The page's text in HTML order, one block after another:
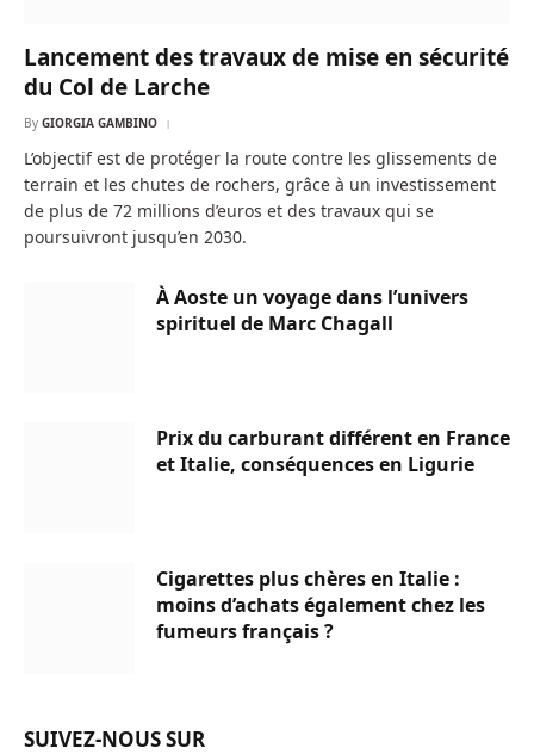
Lancement des travaux de mise en sécurité
du Col de Larche
By GIORGIA GAMBINO
L’objectif est de protéger la route contre les glissements de
terrain et les chutes de rochers, grâce à un investissement
de plus de 72 millions d’euros et des travaux qui se
poursuivront jusqu’en 2030.
À Aoste un voyage dans l’univers
spirituel de Marc Chagall
Prix du carburant différent en France
et Italie, conséquences en Ligurie
Cigarettes plus chères en Italie :
moins d’achats également chez les
fumeurs français ?
SUIVEZ-NOUS SUR